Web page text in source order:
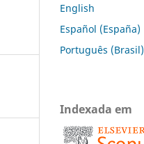
English
Español (España)
Português (Brasil)
Indexada em